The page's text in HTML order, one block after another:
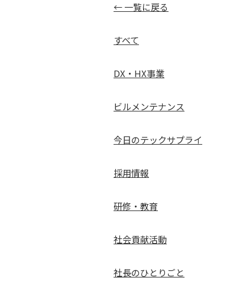
← 一覧に戻る
すべて
DX・HX事業
ビルメンテナンス
今日のテックサプライ
採用情報
研修・教育
社会貢献活動
社長のひとりごと